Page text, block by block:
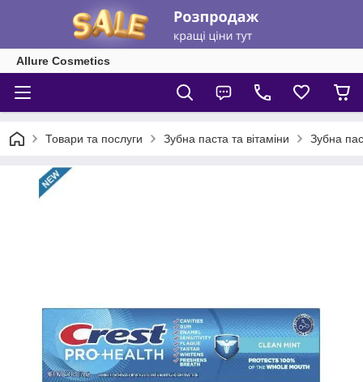
Allure Cosmetics
Товари та послуги Зубна паста та вітаміни Зубна